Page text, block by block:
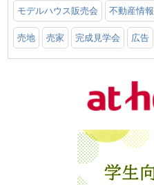
モデルハウス販売会 不動産情報
売地 売家 完成見学会 広告